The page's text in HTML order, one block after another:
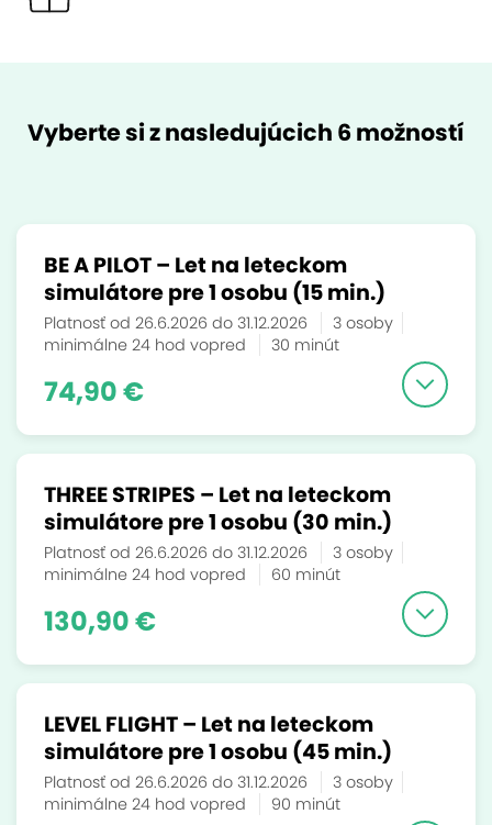
Vyberte si z nasledujúcich 6 možností
BE A PILOT – Let na leteckom
simulátore pre 1 osobu (15 min.)
Platnosť od 26.6.2026 do 31.12.2026
3 osoby
minimálne 24 hod vopred
30 minút
74,90 €
THREE STRIPES – Let na leteckom
simulátore pre 1 osobu (30 min.)
Platnosť od 26.6.2026 do 31.12.2026
3 osoby
minimálne 24 hod vopred
60 minút
130,90 €
LEVEL FLIGHT – Let na leteckom
simulátore pre 1 osobu (45 min.)
Platnosť od 26.6.2026 do 31.12.2026
3 osoby
minimálne 24 hod vopred
90 minút